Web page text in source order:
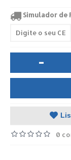
Simulador de
-
0